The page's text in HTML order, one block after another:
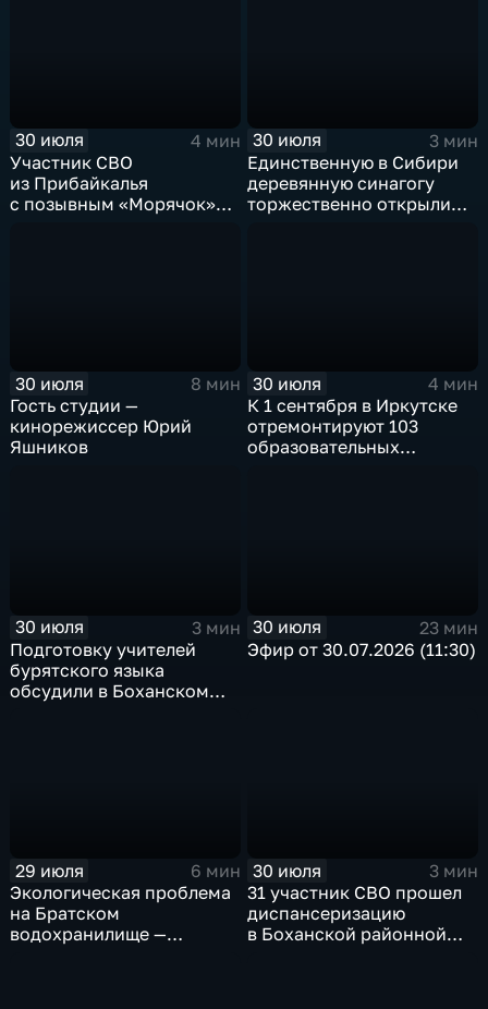
30 июля
4 мин
Участник СВО
из Прибайкалья
с позывным «Морячок»
30 июля
3 мин
Единственную в Сибири
деревянную синагогу
торжественно открыли
30 июля
8 мин
Гость студии —
кинорежиссер Юрий
Яшников
30 июля
4 мин
К 1 сентября в Иркутске
отремонтируют 103
образовательных
30 июля
3 мин
Подготовку учителей
бурятского языка
обсудили в Боханском
30 июля
23 мин
Эфир от 30.07.2026 (11:30)
29 июля
6 мин
Экологическая проблема
на Братском
водохранилище —
30 июля
3 мин
31 участник СВО прошел
диспансеризацию
в Боханской районной